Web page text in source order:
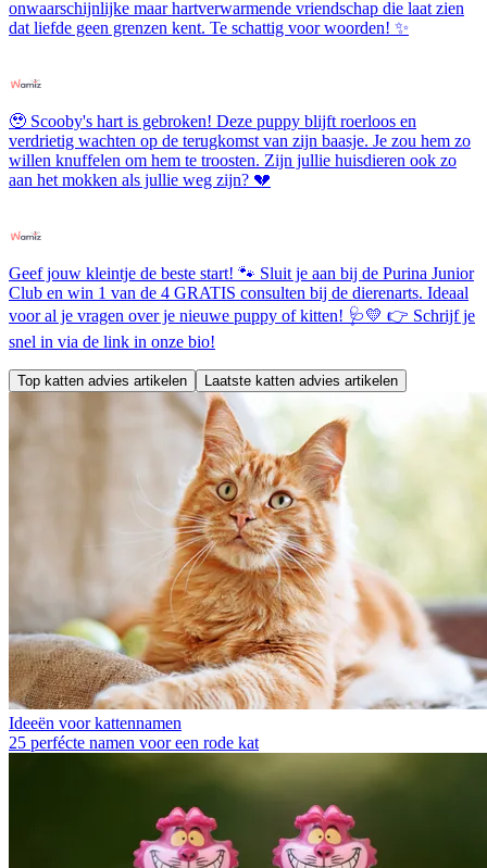
onwaarschijnlijke maar hartverwarmende vriendschap die laat zien
dat liefde geen grenzen kent. Te schattig voor woorden! ✨
🥹 Scooby's hart is gebroken! Deze puppy blijft roerloos en
verdrietig wachten op de terugkomst van zijn baasje. Je zou hem zo
willen knuffelen om hem te troosten. Zijn jullie huisdieren ook zo
aan het mokken als jullie weg zijn? 💔
Geef jouw kleintje de beste start! 🐾 Sluit je aan bij de Purina Junior
Club en win 1 van de 4 GRATIS consulten bij de dierenarts. Ideaal
voor al je vragen over je nieuwe puppy of kitten! 🩺💛 👉 Schrijf je
snel in via de link in onze bio!
Top katten advies artikelen Laatste katten advies artikelen
Ideeën voor kattennamen
25 perfécte namen voor een rode kat